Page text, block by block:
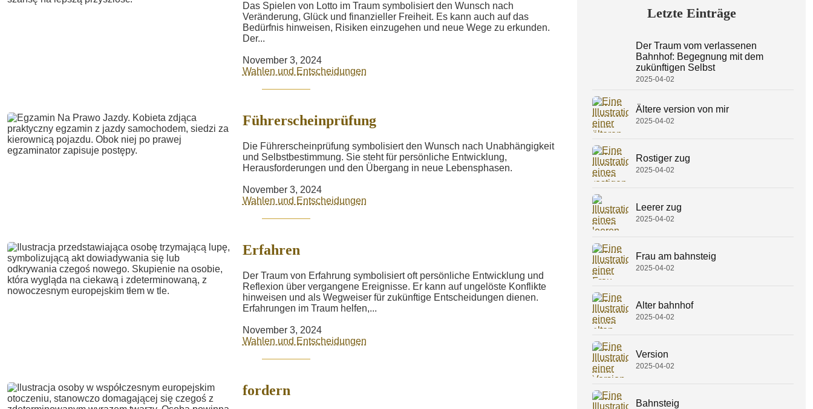
Das Spielen von Lotto im Traum symbolisiert den Wunsch nach
Veränderung, Glück und finanzieller Freiheit. Es kann auch auf das
Bedürfnis hinweisen, Risiken einzugehen und neue Wege zu erkunden.
Der...
November 3, 2024
Wahlen und Entscheidungen
Führerscheinprüfung
Die Führerscheinprüfung symbolisiert den Wunsch nach Unabhängigkeit
und Selbstbestimmung. Sie steht für persönliche Entwicklung,
Herausforderungen und den Übergang in neue Lebensphasen.
November 3, 2024
Wahlen und Entscheidungen
Erfahren
Der Traum von Erfahrung symbolisiert oft persönliche Entwicklung und
Reflexion über vergangene Ereignisse. Er kann auf ungelöste Konflikte
hinweisen und als Wegweiser für zukünftige Entscheidungen dienen.
Erfahrungen im Traum helfen,...
November 3, 2024
Wahlen und Entscheidungen
fordern
Letzte Einträge
Der Traum vom verlassenen
Bahnhof: Begegnung mit dem
zukünftigen Selbst
2025-04-02
Ältere version von mir
2025-04-02
Rostiger zug
2025-04-02
Leerer zug
2025-04-02
Frau am bahnsteig
2025-04-02
Alter bahnhof
2025-04-02
Version
2025-04-02
Bahnsteig